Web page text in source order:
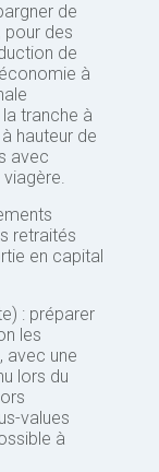
de
pour des
de
à
tranche à
hauteur de
avec
retraités
en capital
: préparer
les
avec une
lors du
values
à